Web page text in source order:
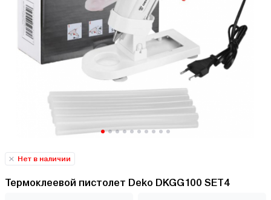
Нет в наличии
Термоклеевой пистолет Deko DKGG100 SET4